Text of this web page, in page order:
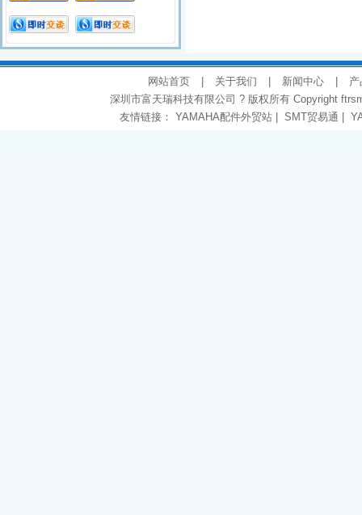
网站首页 关于我们 新闻中心
深圳市富天瑞科技有限公司 ? 版权所有 Copyright
友情链接：YAMAHA配件外贸站 |SMT贸易通 |